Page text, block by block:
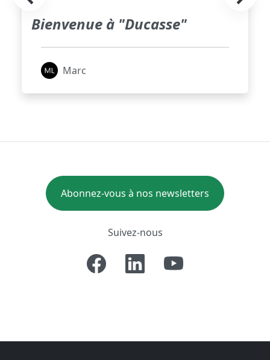
Bienvenue à "Ducasse"
Marc
Abonnez-vous à nos newsletters
Suivez-nous